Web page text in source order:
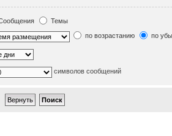
Темы
по возрастанию по
символов сообщений